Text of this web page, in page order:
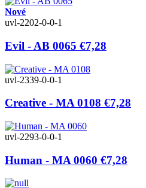
Nové
uvl-2202-0-0-1
Evil - AB 0065 €7,28
uvl-2339-0-0-1
Creative - MA 0108 €7,28
uvl-2293-0-0-1
Human - MA 0060 €7,28